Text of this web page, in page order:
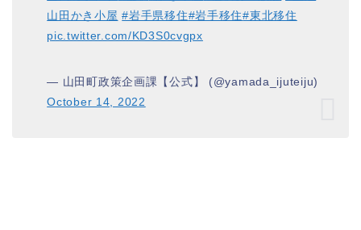
山田かき小屋 #岩手県移住#岩手移住#東北移住
pic.twitter.com/KD3S0cvgpx
— 山田町政策企画課【公式】 (@yamada_ijuteiju)
October 14, 2022